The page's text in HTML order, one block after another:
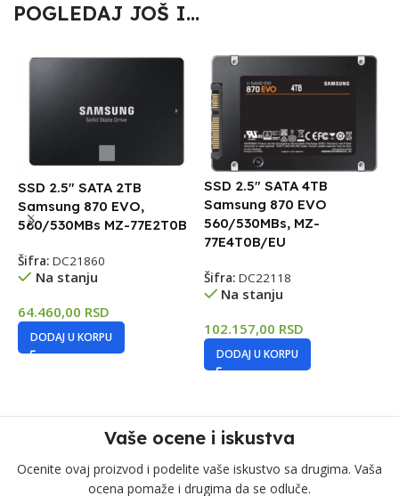
POGLEDAJ JOŠ I...
SSD 2.5″ SATA 2TB
Samsung 870 EVO,
560/530MBs MZ-77E2T0B
Šifra: DC21860
Na stanju
64.460,00 RSD
DODAJ U KORPU
SSD 2.5″ SATA 4TB
Samsung 870 EVO
560/530MBs, MZ-
77E4T0B/EU
Šifra: DC22118
Na stanju
102.157,00 RSD
DODAJ U KORPU
Vaše ocene i iskustva
Ocenite ovaj proizvod i podelite vaše iskustvo sa drugima. Vaša
ocena pomaže i drugima da se odluče.